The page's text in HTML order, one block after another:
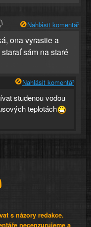
Nahlásit komentář
ona vyrastie a
sám na staré
Nahlásit komentář
studenou vodou
teplotách
s názory redakce.
necenzurujeme a